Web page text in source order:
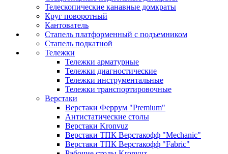
Телескопические канавные домкраты
Круг поворотный
Кантователь
Стапель платформенный с подъемником
Стапель подкатной
Тележки
Тележки арматурные
Тележки диагностические
Тележки инструментальные
Тележки транспортировочные
Верстаки
Верстаки Феррум "Premium"
Антистатические столы
Верстаки Kronvuz
Верстаки ТПК Верстакофф "Mechanic"
Верстаки ТПК Верстакофф "Fabric"